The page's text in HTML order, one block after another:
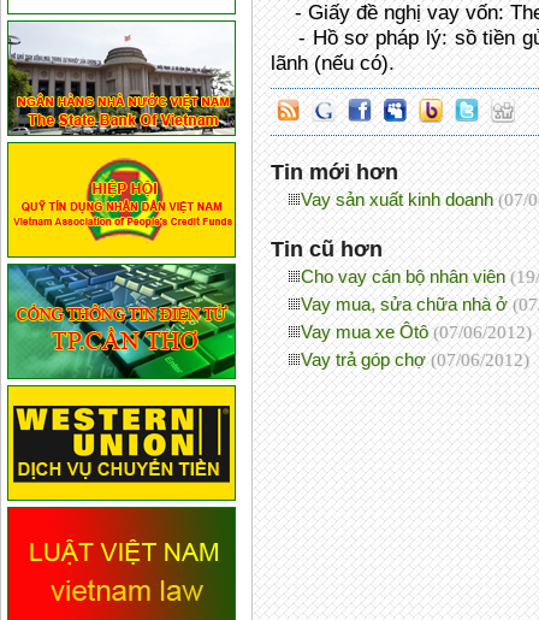
- Giấy đề nghị vay vốn:
- Hồ sơ pháp lý: sồ tiền
lãnh (nếu có).
Tin mới hơn
Vay sản xuất kinh doanh(07/
Tin cũ hơn
Cho vay cán bộ nhân viên
Vay mua, sửa chữa nhà ở
Vay mua xe Ôtô(07/06/2012)
Vay trả góp chợ(07/06/2012)